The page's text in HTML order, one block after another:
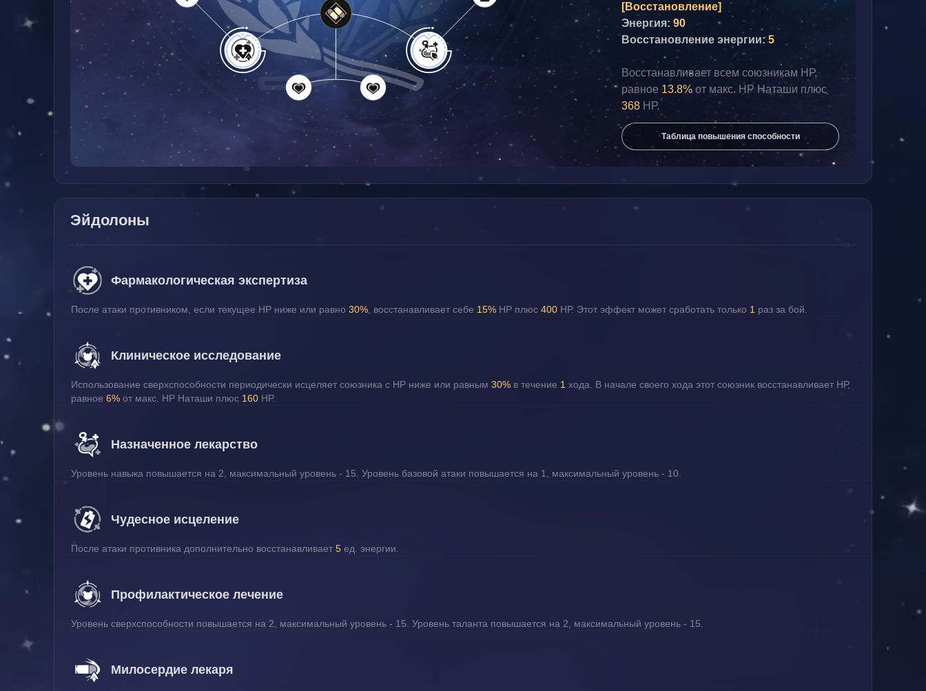
[Восстановление]
Энергия: 90
Восстановление энергии: 5
Восстанавливает всем союзникам НР,
равное 13.8% от макс. НР Наташи плюс
368 НР.
Таблица повышения способности
Эйдолоны
Фармакологическая экспертиза
После атаки противником, если текущее НР ниже или равно 30% , восстанавливает себе 15% НР плюс 400 НР. Этот эффект может сработать только 1 раз за бой.
Клиническое исследование
Использование сверхспособности периодически исцеляет союзника с НР ниже или равным 30% в течение 1 хода. В начале своего хода этот союзник восстанавливает НР,
равное 6% от макс. НР Наташи плюс 160 НР.
Назначенное лекарство
Уровень навыка повышается на 2, максимальный уровень - 15. Уровень базовой атаки повышается на 1, максимальный уровень - 10.
Чудесное исцеление
После атаки противника дополнительно восстанавливает 5 ед. энергии.
Профилактическое лечение
Уровень сверхспособности повышается на 2, максимальный уровень - 15. Уровень таланта повышается на 2, максимальный уровень - 15.
Милосердие лекаря